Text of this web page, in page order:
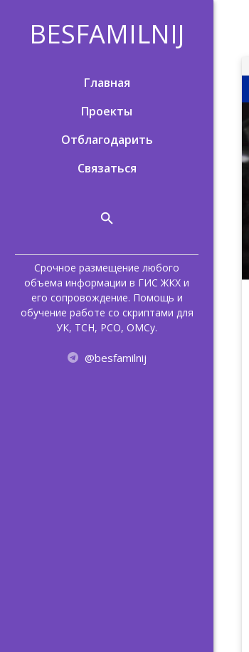
BESFAMILNIJ
Главная
Проекты
Отблагодарить
Связаться
Срочное размещение любого
объема информации в ГИС ЖКХ и
его сопровождение. Помощь и
обучение работе со скриптами для
УК, ТСН, РСО, ОМСу.
@besfamilnij